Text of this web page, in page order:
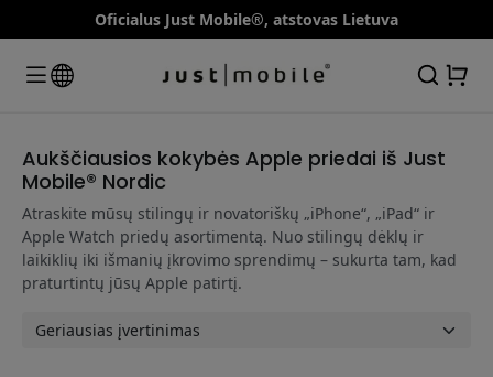
Oficialus Just Mobile®, atstovas Lietuva
Aukščiausios kokybės Apple priedai iš Just
Mobile® Nordic
Atraskite mūsų stilingų ir novatoriškų „iPhone“, „iPad“ ir
Apple Watch priedų asortimentą. Nuo stilingų dėklų ir
laikiklių iki išmanių įkrovimo sprendimų – sukurta tam, kad
praturtintų jūsų Apple patirtį.